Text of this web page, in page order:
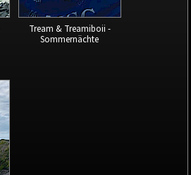
Tream & Treamiboii -
Sommernächte